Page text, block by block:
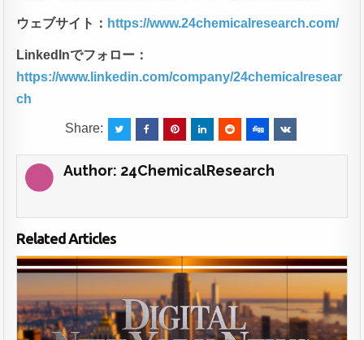
ウェブサイト： https://www.24chemicalresearch.com/
LinkedInでフォロー：
https://www.linkedin.com/company/24chemicalresear
ch
Share:
Author: 24ChemicalResearch
Related Articles